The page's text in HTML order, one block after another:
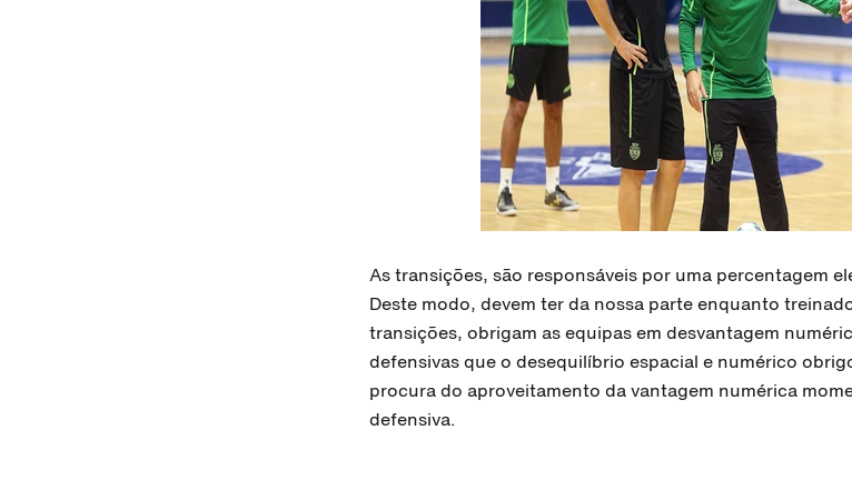
As transições, são responsáveis por uma percentagem
Deste modo, devem ter da nossa parte enquanto
transições, obrigam as equipas em desvantagem
defensivas que o desequilíbrio espacial e numérico
procura do aproveitamento da vantagem numérica
defensiva.